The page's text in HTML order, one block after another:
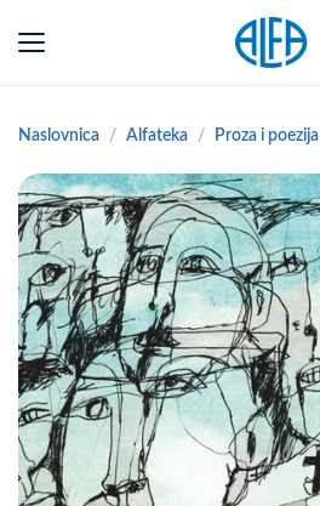
Naslovnica Alfateka Proza i poezija